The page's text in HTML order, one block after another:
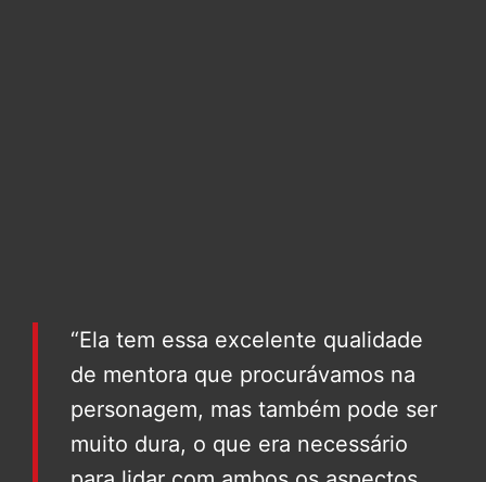
“Ela tem essa excelente qualidade
de mentora que procurávamos na
personagem, mas também pode ser
muito dura, o que era necessário